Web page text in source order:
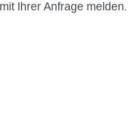
Ihrer Anfrage melden.